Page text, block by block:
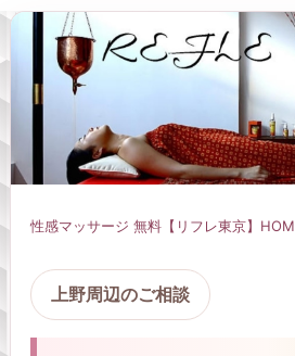
性感マッサージ 無料【リフレ東京】
上野周辺のご相談